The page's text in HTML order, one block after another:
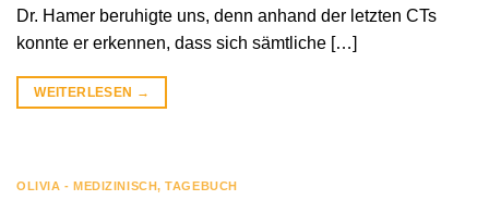
Dr. Hamer beruhigte uns, denn anhand der letzten CTs
konnte er erkennen, dass sich sämtliche […]
WEITERLESEN →
OLIVIA - MEDIZINISCH,TAGEBUCH